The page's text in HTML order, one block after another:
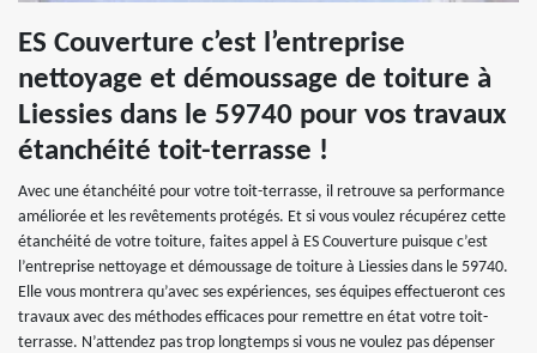
ES Couverture c’est l’entreprise
nettoyage et démoussage de toiture à
Liessies dans le 59740 pour vos travaux
étanchéité toit-terrasse !
Avec une étanchéité pour votre toit-terrasse, il retrouve sa performance
améliorée et les revêtements protégés. Et si vous voulez récupérez cette
étanchéité de votre toiture, faites appel à ES Couverture puisque c’est
l’entreprise nettoyage et démoussage de toiture à Liessies dans le 59740.
Elle vous montrera qu’avec ses expériences, ses équipes effectueront ces
travaux avec des méthodes efficaces pour remettre en état votre toit-
terrasse. N’attendez pas trop longtemps si vous ne voulez pas dépenser